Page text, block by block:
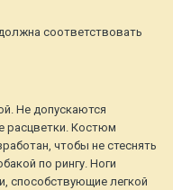
соответствовать
Не допускаются
расцветки. Костюм
чтобы не стеснять
по рингу. Ноги
способствующие легкой